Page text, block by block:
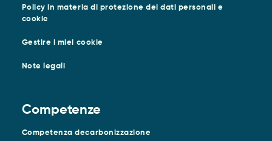
Policy in materia di protezione dei dati personali e
cookie
Gestire i miei cookie
Note legali
Competenze
Competenza decarbonizzazione